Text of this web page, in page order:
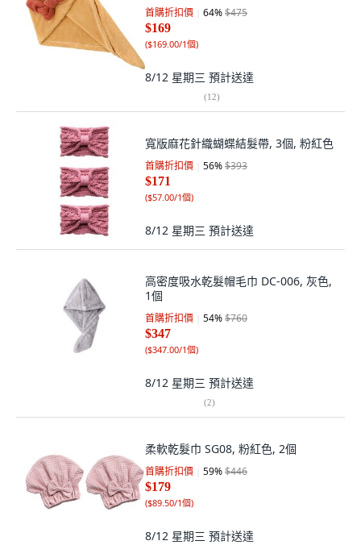
首購折扣價 64%$475
$169
($169.00/1個)
8/12 星期三 預計送達
(12)
寬版麻花針織蝴蝶結髮帶, 3個, 粉紅色
首購折扣價 56%$393
$171
($57.00/1個)
8/12 星期三 預計送達
高密度吸水乾髮帽毛巾 DC-006, 灰色,
1個
首購折扣價 54%$760
$347
($347.00/1個)
8/12 星期三 預計送達
(2)
柔軟乾髮巾 SG08, 粉紅色, 2個
首購折扣價 59%$446
$179
($89.50/1個)
8/12 星期三 預計送達